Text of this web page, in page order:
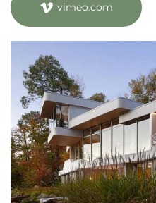
vimeo.com